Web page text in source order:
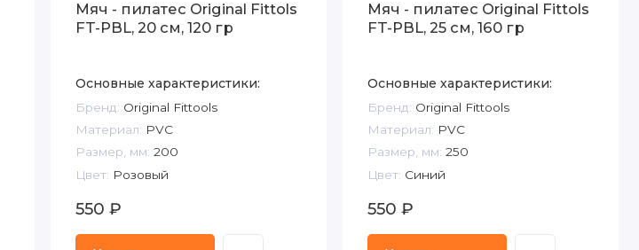
Мяч - пилатес Original Fittols
FT-PBL, 20 см, 120 гр
Основные характеристики:
Бренд: Original Fittools
Материал: PVC
Размер, мм: 200
Цвет: Розовый
550 ₽
Мяч - пилатес Original Fittols
FT-PBL, 25 см, 160 гр
Основные характеристики:
Бренд: Original Fittools
Материал: PVC
Размер, мм: 250
Цвет: Синий
550 ₽